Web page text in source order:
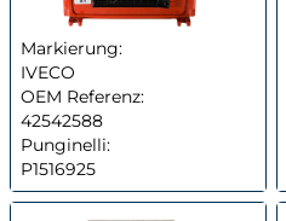
Markierung:
IVECO
OEM Referenz:
42542588
Punginelli:
P1516925